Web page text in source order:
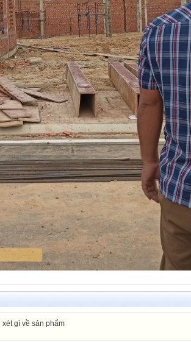
gì về sản phẩm